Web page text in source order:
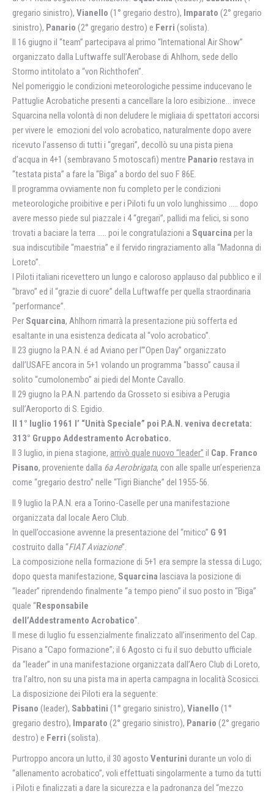
gregario sinistro), Vianello (1° gregario destro), Imparato (2° gregario
sinistro), Panario (2° gregario destro) e Ferri (solista).
Il 16 giugno il “team” partecipava al primo “International Air Show”
organizzato dalla Luftwaffe sull’Aerobase di Ahlhorn, sede dello
Stormo intitolato a “von Richthofen”.
Nel pomeriggio le condizioni meteorologiche pessime inducevano le
Pattuglie Acrobatiche presenti a cancellare la loro esibizione… invece
Squarcina nella volontà di non deludere le migliaia di spettatori accorsi
per vivere le emozioni del volo acrobatico, naturalmente dopo avere
ricevuto l’assenso di tutti i “gregari”, decollò su una pista piena
d’acqua in 4+1 (sembravano 5 motoscafi) mentre Panario restava in
“testata pista” a fare la “Biga” a bordo del suo F 86E.
Il programma ovviamente non fu completo per le condizioni
meteorologiche proibitive e per i Piloti fu un volo lunghissimo ….. dopo
avere messo piede sul piazzale i 4 “gregari”, pallidi ma felici, si sono
trovati a baciare la terra ….. poi le congratulazioni a Squarcina per la
sua indiscutibile “maestria” e il fervido ringraziamento alla “Madonna di
Loreto”.
I Piloti italiani ricevettero un lungo e caloroso applauso dal pubblico e il
“bravo” ed il “grazie di cuore” della Luftwaffe per quella straordinaria
“performance”.
Per Squarcina, Ahlhorn rimarrà la presentazione più sofferta ed
esaltante in una esistenza dedicata al “volo acrobatico”.
Il 23 giugno la P.A.N. é ad Aviano per l’”Open Day” organizzato
dall’USAFE ancora in 5+1 volando un programma “basso” causa il
solito “cumolonembo” ai piedi del Monte Cavallo.
Il 29 giugno la P.A.N. partendo da Grosseto si esibiva a Perugia
sull’Aeroporto di S. Egidio.
Il 1° luglio 1961 l’ “Unità Speciale” poi P.A.N. veniva decretata:
313° Gruppo Addestramento Acrobatico.
Il 3 luglio, in piena stagione, arrivò quale nuovo “leader” il Cap. Franco
Pisano, proveniente dalla 6a Aerobrigata, con alle spalle un’esperienza
come “gregario destro” nelle “Tigri Bianche” del 1955-56.
Il 9 luglio la P.A.N. era a Torino-Caselle per una manifestazione
organizzata dal locale Aero Club.
In quell’occasione avvenne la presentazione del “mitico” G 91
costruito dalla “FIAT Aviazione”.
La composizione nella formazione di 5+1 era sempre la stessa di Lugo;
dopo questa manifestazione, Squarcina lasciava la posizione di
“leader” riprendendo finalmente “a tempo pieno” il suo posto in “Biga”
quale “Responsabile
dell’Addestramento Acrobatico”.
Il mese di luglio fu essenzialmente finalizzato all’inserimento del Cap.
Pisano a “Capo formazione”; il 6 Agosto ci fu il suo debutto ufficiale
da “leader” in una manifestazione organizzata dall’Aero Club di Loreto,
tra l’altro, non su una pista ma in aperta campagna in località Scosicci.
La disposizione dei Piloti era la seguente:
Pisano (leader), Sabbatini (1° gregario sinistro), Vianello (1°
gregario destro), Imparato (2° gregario sinistro), Panario (2° gregario
destro) e Ferri (solista).
Purtroppo ancora un lutto, il 30 agosto Venturini durante un volo di
“allenamento acrobatico”, voli effettuati singolarmente a turno da tutti
i Piloti e finalizzati a dare la sicurezza e la padronanza del “mezzo